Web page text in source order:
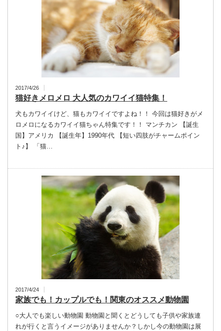
2017/4/26
猫好きメロメロ 大人気のカワイイ猫特集！
犬もカワイイけど、猫もカワイイですよね！！ 今回は猫好きがメ
ロメロになるカワイイ猫ちゃん特集です！！ マンチカン 【誕生
国】アメリカ 【誕生年】1990年代 【短い四肢がチャームポイン
ト♪】 「猫…
2017/4/24
家族でも！カップルでも！関東のオススメ動物園
○大人でも楽しい動物園 動物園と聞くとどうしても子供や家族連
れが行くと言うイメージがありませんか？しかし今の動物園は展